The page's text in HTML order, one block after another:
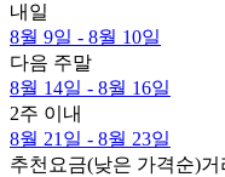
내일
8월 9일 - 8월 10일
다음 주말
8월 14일 - 8월 16일
2주 이내
8월 21일 - 8월 23일
추천요금(낮은 가격순)거